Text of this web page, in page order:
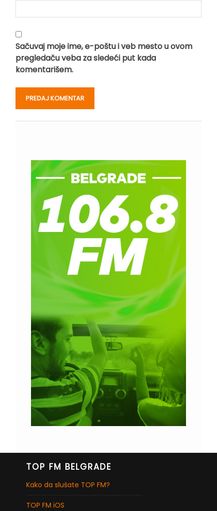
Sačuvaj moje ime, e-poštu i veb mesto u ovom
pregledaču veba za sledeći put kada
komentarišem.
TOP FM BELGRADE
Kako da slušate TOP FM?
TOP FM iOS